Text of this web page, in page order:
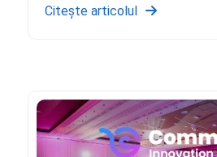
Citește articolul